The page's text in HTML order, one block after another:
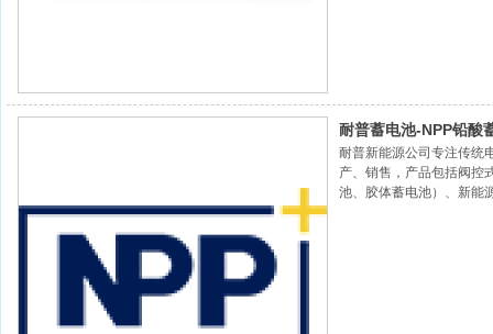
耐普蓄电池-NPP铅酸
耐普新能源公司专注传统
产、销售，产品包括阀控
池、胶体蓄电池）、新能